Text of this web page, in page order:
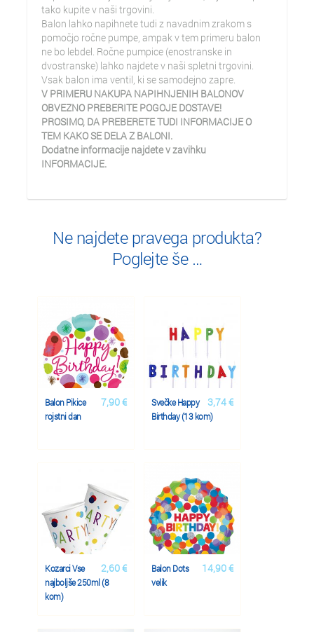
tako kupite v naši trgovini.
Balon lahko napihnete tudi z navadnim zrakom s
pomočjo ročne pumpe, ampak v tem primeru balon
ne bo lebdel. Ročne pumpice (enostranske in
dvostranske) lahko najdete v naši spletni trgovini.
Vsak balon ima ventil, ki se samodejno zapre.
V PRIMERU NAKUPA NAPIHNJENIH BALONOV
OBVEZNO PREBERITE POGOJE DOSTAVE!
PROSIMO, DA PREBERETE TUDI INFORMACIJE O
TEM KAKO SE DELA Z BALONI.
Dodatne informacije najdete v zavihku
INFORMACIJE.
Ne najdete pravega produkta?
Poglejte še …
7,90 €
Balon Pikice
rojstni dan
3,74 €
Svečke Happy
Birthday (13 kom)
2,60 €
Kozarci Vse
najboljše 250ml (8
kom)
14,90 €
Balon Dots
velik